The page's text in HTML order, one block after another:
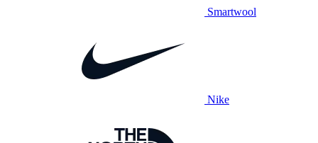
Smartwool
Nike